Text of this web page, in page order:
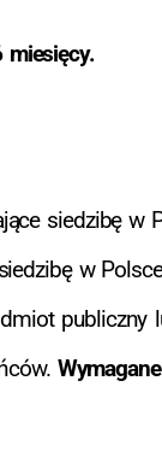
miesięcy.
siedzibę w
w
publiczny